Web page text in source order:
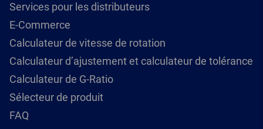
Services pour les distributeurs
E-Commerce
Calculateur de vitesse de rotation
Calculateur d’ajustement et calculateur de tolérance
Calculateur de G-Ratio
Sélecteur de produit
FAQ